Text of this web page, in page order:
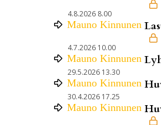
4.8.2026 8.00
Mauno Kinnunen
4.7.2026 10.00
Mauno Kinnunen
29.5.2026 13.30
Mauno Kinnunen
30.4.2026 17.25
Mauno Kinnunen